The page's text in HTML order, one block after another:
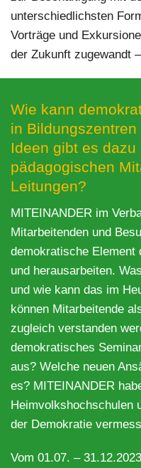
unterschiedlichsten
Vorträge und
der Zukunft zugewandt
Wie kann
in
Ideen gibt es
pädagogischen
Leitungen?
MITEINANDER im
Mitarbeitenden und
demokratische Element
und herausarbeiten.
und wie kann das im
können Mitarbeitende
zugleich verstanden
demokratisches
aus? Welche neuen
es? MITEINANDER
Heimvolkshochschulen
der Demokratie
Vom 01.07. –